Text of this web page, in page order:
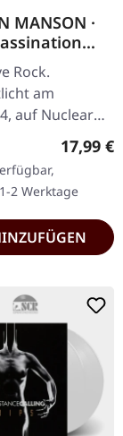
MANSON ·
- Chapter 1
Rock.
am
auf Nuclear
Jewelcase
Assassination
- Chapter 1"
Manson…
17,99 €
2 Werktage